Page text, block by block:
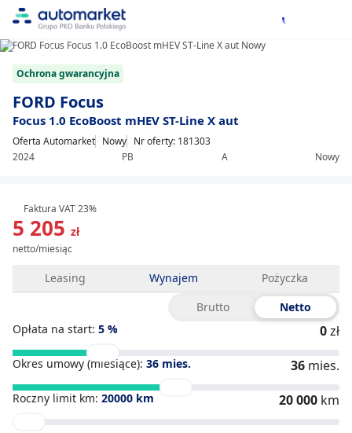
Ochrona gwarancyjna
FORD Focus
Focus 1.0 EcoBoost mHEV ST-Line X aut
Oferta Automarket Nowy
2024
PB A Nowy
Nr oferty: 181303
5 205 zł
netto/miesiąc
Faktura VAT 23%
Leasing Wynajem
Pożyczka
Brutto
Netto
Opłata na start: 5 % 0zł
Okres umowy (miesiące): 36 mies. 36 mies.
Roczny limit km: 20000 km 20 000 km